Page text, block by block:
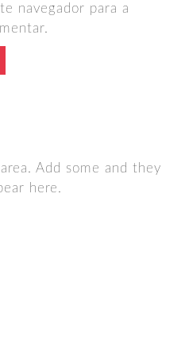
navegador para a
Add some and they
here.